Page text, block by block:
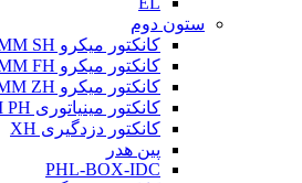
ستون دوم
کانکتور میکرو 1MM SH
کانکتور میکرو 1.25MM FH
کانکتور میکرو 1.5MM ZH
کانکتور مینیاتوری 2MM PH
کانکتور دزدگیری XH
پین هدر
PHL-BOX-IDC